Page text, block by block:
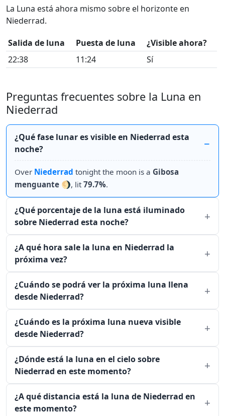
La Luna está ahora mismo sobre el horizonte en
Niederrad.
Salida de luna
Puesta de luna
¿Visible ahora?
22:38
11:24 Sí
Preguntas frecuentes sobre la Luna en
Niederrad
¿Qué fase lunar es visible en Niederrad esta
noche?
Over Niederrad tonight the moon is a Gibosa
menguante 🌖, lit79.7%.
¿Qué porcentaje de la luna está iluminado
sobre Niederrad esta noche?
¿A qué hora sale la luna en Niederrad la
próxima vez?
¿Cuándo se podrá ver la próxima luna llena
desde Niederrad?
¿Cuándo es la próxima luna nueva visible
desde Niederrad?
¿Dónde está la luna en el cielo sobre
Niederrad en este momento?
¿A qué distancia está la luna de Niederrad en
este momento?